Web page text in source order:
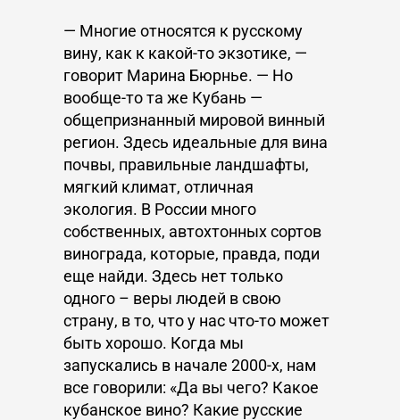
— Многие относятся к русскому
вину, как к какой-то экзотике, —
говорит Марина Бюрнье. — Но
вообще-то та же Кубань —
общепризнанный мировой винный
регион. Здесь идеальные для вина
почвы, правильные ландшафты,
мягкий климат, отличная
экология. В России много
собственных, автохтонных сортов
винограда, которые, правда, поди
еще найди. Здесь нет только
одного – веры людей в свою
страну, в то, что у нас что-то может
быть хорошо. Когда мы
запускались в начале 2000-х, нам
все говорили: «Да вы чего? Какое
кубанское вино? Какие русские